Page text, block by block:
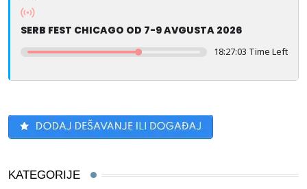
SERB FEST CHICAGO OD 7-9 AVGUSTA 2026
18:27:01 Time Left
KATEGORIJE